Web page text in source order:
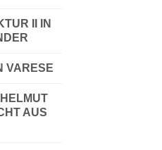
II IN
VARESE
AUS